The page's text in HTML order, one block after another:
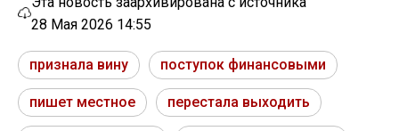
28 Мая 2026 14:55
признала вину поступок финансовыми
пишет местное перестала выходить